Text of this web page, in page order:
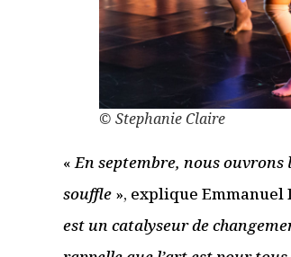
Ce site utilise Akismet pour réduire les
Du coup, vous